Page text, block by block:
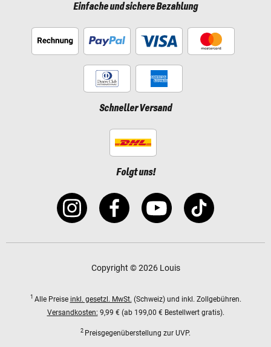
Einfache und sichere Bezahlung
Schneller Versand
Folgt uns!
Copyright © 2026 Louis
1 Alle Preise inkl. gesetzl. MwSt. (Schweiz) und inkl. Zollgebühren.
Versandkosten: 9,99 € (ab 199,00 € Bestellwert gratis).
2 Preisgegenüberstellung zur UVP.